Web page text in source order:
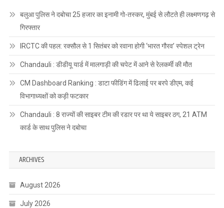
बलुआ पुलिस ने दबोचा 25 हजार का इनामी गो-तस्कर, मुंबई से लौटते ही लक्ष्मणगढ़ से
गिरफ्तार
IRCTC की पहल: रक्सौल से 1 सितंबर को रवाना होगी ‘भारत गौरव’ स्पेशल ट्रेन
Chandauli : डीडीयू यार्ड में मालगाड़ी की चपेट में आने से रेलकर्मी की मौत
CM Dashboard Ranking : डाटा फीडिंग में ढिलाई पर बरपे डीएम, कई
विभागाध्यक्षों को कड़ी फटकार
Chandauli : 8 राज्यों की साइबर टीम की रडार पर था ये साइबर ठग, 21 ATM
कार्ड के साथ पुलिस ने दबोचा
ARCHIVES
August 2026
July 2026